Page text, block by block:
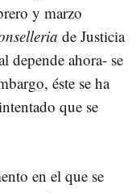
y marzo
de Justicia
depende ahora- se
éste se ha
que se
en el que se